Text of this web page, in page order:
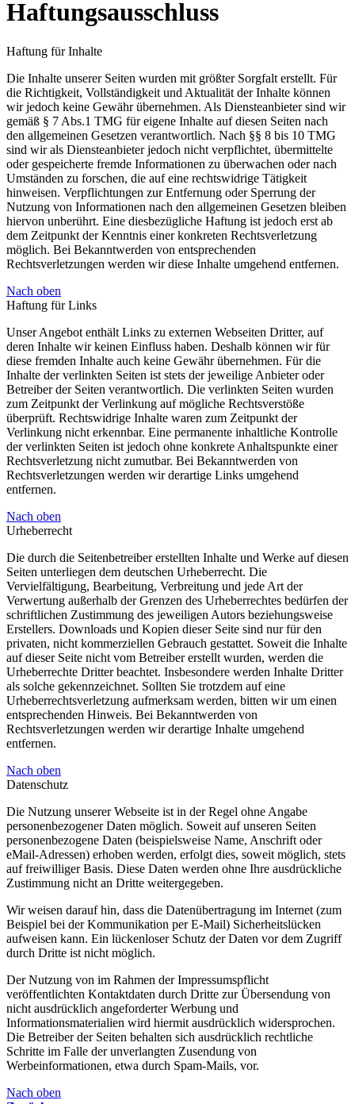
Haftungsausschluss
Haftung für Inhalte
Die Inhalte unserer Seiten wurden mit größter Sorgfalt erstellt. Für
die Richtigkeit, Vollständigkeit und Aktualität der Inhalte können
wir jedoch keine Gewähr übernehmen. Als Diensteanbieter sind wir
gemäß § 7 Abs.1 TMG für eigene Inhalte auf diesen Seiten nach
den allgemeinen Gesetzen verantwortlich. Nach §§ 8 bis 10 TMG
sind wir als Diensteanbieter jedoch nicht verpflichtet, übermittelte
oder gespeicherte fremde Informationen zu überwachen oder nach
Umständen zu forschen, die auf eine rechtswidrige Tätigkeit
hinweisen. Verpflichtungen zur Entfernung oder Sperrung der
Nutzung von Informationen nach den allgemeinen Gesetzen bleiben
hiervon unberührt. Eine diesbezügliche Haftung ist jedoch erst ab
dem Zeitpunkt der Kenntnis einer konkreten Rechtsverletzung
möglich. Bei Bekanntwerden von entsprechenden
Rechtsverletzungen werden wir diese Inhalte umgehend entfernen.
Nach oben
Haftung für Links
Unser Angebot enthält Links zu externen Webseiten Dritter, auf
deren Inhalte wir keinen Einfluss haben. Deshalb können wir für
diese fremden Inhalte auch keine Gewähr übernehmen. Für die
Inhalte der verlinkten Seiten ist stets der jeweilige Anbieter oder
Betreiber der Seiten verantwortlich. Die verlinkten Seiten wurden
zum Zeitpunkt der Verlinkung auf mögliche Rechtsverstöße
überprüft. Rechtswidrige Inhalte waren zum Zeitpunkt der
Verlinkung nicht erkennbar. Eine permanente inhaltliche Kontrolle
der verlinkten Seiten ist jedoch ohne konkrete Anhaltspunkte einer
Rechtsverletzung nicht zumutbar. Bei Bekanntwerden von
Rechtsverletzungen werden wir derartige Links umgehend
entfernen.
Nach oben
Urheberrecht
Die durch die Seitenbetreiber erstellten Inhalte und Werke auf diesen
Seiten unterliegen dem deutschen Urheberrecht. Die
Vervielfältigung, Bearbeitung, Verbreitung und jede Art der
Verwertung außerhalb der Grenzen des Urheberrechtes bedürfen der
schriftlichen Zustimmung des jeweiligen Autors beziehungsweise
Erstellers. Downloads und Kopien dieser Seite sind nur für den
privaten, nicht kommerziellen Gebrauch gestattet. Soweit die Inhalte
auf dieser Seite nicht vom Betreiber erstellt wurden, werden die
Urheberrechte Dritter beachtet. Insbesondere werden Inhalte Dritter
als solche gekennzeichnet. Sollten Sie trotzdem auf eine
Urheberrechtsverletzung aufmerksam werden, bitten wir um einen
entsprechenden Hinweis. Bei Bekanntwerden von
Rechtsverletzungen werden wir derartige Inhalte umgehend
entfernen.
Nach oben
Datenschutz
Die Nutzung unserer Webseite ist in der Regel ohne Angabe
personenbezogener Daten möglich. Soweit auf unseren Seiten
personenbezogene Daten (beispielsweise Name, Anschrift oder
eMail-Adressen) erhoben werden, erfolgt dies, soweit möglich, stets
auf freiwilliger Basis. Diese Daten werden ohne Ihre ausdrückliche
Zustimmung nicht an Dritte weitergegeben.
Wir weisen darauf hin, dass die Datenübertragung im Internet (zum
Beispiel bei der Kommunikation per E-Mail) Sicherheitslücken
aufweisen kann. Ein lückenloser Schutz der Daten vor dem Zugriff
durch Dritte ist nicht möglich.
Der Nutzung von im Rahmen der Impressumspflicht
veröffentlichten Kontaktdaten durch Dritte zur Übersendung von
nicht ausdrücklich angeforderter Werbung und
Informationsmaterialien wird hiermit ausdrücklich widersprochen.
Die Betreiber der Seiten behalten sich ausdrücklich rechtliche
Schritte im Falle der unverlangten Zusendung von
Werbeinformationen, etwa durch Spam-Mails, vor.
Nach oben